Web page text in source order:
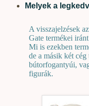
Melyek a
A visszajelzések
Gate termékei
Mi is ezekben
de a másik két
bútorfogantyúi,
figurák.